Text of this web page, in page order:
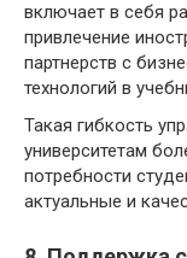
включает в себя
привлечение
партнерств с
технологий в
Такая гибкость
университетам
потребности
актуальные и